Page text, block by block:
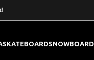
SKATEBOARDSNOWBOARD